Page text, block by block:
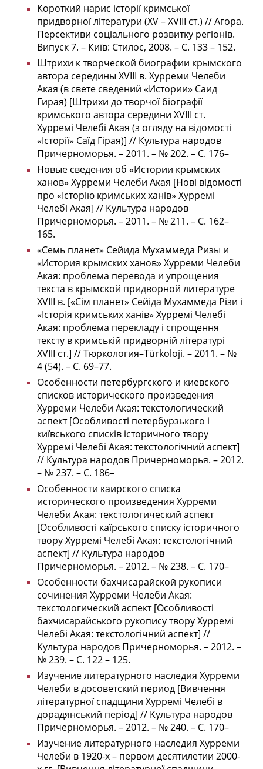
Короткий нарис історії кримської
придворної літератури (XV – XVIII ст.) // Агора.
Персективи соціального розвитку регіонів.
Випуск 7. – Київ: Стилос, 2008. – С. 133 – 152.
Штрихи к творческой биографии крымского
автора середины XVIII в. Хурреми Челеби
Акая (в свете сведений «Истории» Саид
Гирая) [Штрихи до творчої біографії
кримського автора середини XVIII ст.
Хурремі Челебі Акая (з огляду на відомості
«Історії» Саїд Гірая)] // Культура народов
Причерноморья. – 2011. – № 202. – С. 176–
Новые сведения об «Истории крымских
ханов» Хурреми Челеби Акая [Нові відомості
про «Історію кримських ханів» Хурремі
Челебі Акая] // Культура народов
Причерноморья. – 2011. – № 211. – С. 162–
165.
«Семь планет» Сейида Мухаммеда Ризы и
«История крымских ханов» Хурреми Челеби
Акая: проблема перевода и упрощения
текста в крымской придворной литературе
XVIII в. [«Сім планет» Сейіда Мухаммеда Різи і
«Історія кримських ханів» Хурремі Челебі
Акая: проблема перекладу і спрощення
тексту в кримській придворній літературі
XVIII ст.] // Тюркология–Türkoloji. – 2011. – №
4 (54). – С. 69–77.
Особенности петербургского и киевского
списков исторического произведения
Хурреми Челеби Акая: текстологический
аспект [Особливості петербурзького і
київського списків історичного твору
Хурремі Челебі Акая: текстологічний аспект]
// Культура народов Причерноморья. – 2012.
– № 237. – С. 186–
Особенности каирского списка
исторического произведения Хурреми
Челеби Акая: текстологический аспект
[Особливості каїрського списку історичного
твору Хурремі Челебі Акая: текстологічний
аспект] // Культура народов
Причерноморья. – 2012. – № 238. – С. 170–
Особенности бахчисарайской рукописи
сочинения Хурреми Челеби Акая:
текстологический аспект [Особливості
бахчисарайського рукопису твору Хурремі
Челебі Акая: текстологічний аспект] //
Культура народов Причерноморья. – 2012. –
№ 239. – С. 122 – 125.
Изучение литературного наследия Хурреми
Челеби в досоветский период [Вивчення
літературної спадщини Хурремі Челебі в
дорадянський період] // Культура народов
Причерноморья. – 2012. – № 240. – С. 170–
Изучение литературного наследия Хурреми
Челеби в 1920-х – первом десятилетии 2000-